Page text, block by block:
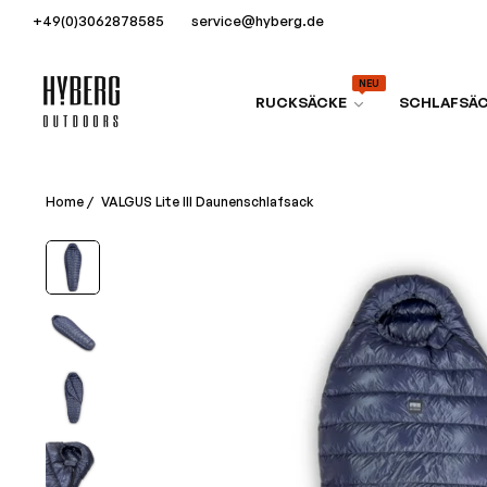
+49(0)3062878585 service@hyberg.de
RUCKSÄCKE
NEU
Home / VALGUS Lite III Daunenschlafsack